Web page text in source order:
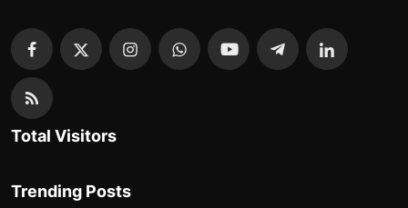
Total Visitors
Trending Posts